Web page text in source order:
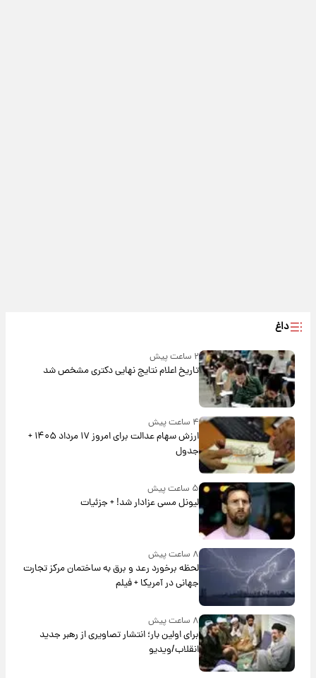
داغ
۲ ساعت پیش
تاریخ اعلام نتایج نهایی دکتری مشخص شد
۴ ساعت پیش
ارزش سهام عدالت برای امروز ۱۷ مرداد ۱۴۰۵ +
جدول
۵ ساعت پیش
لیونل مسی عزادار شد! + جزئیات
۸ ساعت پیش
لحظه برخورد رعد و برق به ساختمان مرکز تجارت
جهانی در آمریکا + فیلم
۸ ساعت پیش
برای اولین بار؛ انتشار تصاویری از رهبر جدید
انقلاب/ویدیو